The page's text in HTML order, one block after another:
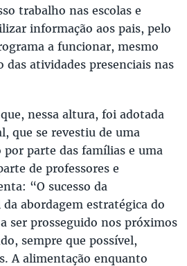
trabalho nas escolas e
informação aos pais, pelo
a funcionar, mesmo
atividades presenciais nas
nessa altura, foi adotada
que se revestiu de uma
por parte das famílias e uma
de professores e
“O sucesso da
abordagem estratégica do
ser prosseguido nos próximos
sempre que possível,
A alimentação enquanto